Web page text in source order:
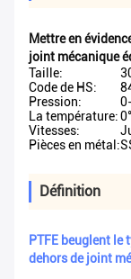
Mettre en
joint mécanique
Taille:
Code de HS:
Pression:
La température:
Vitesses:
Pièces en métal:
Définition
PTFE beuglent
dehors de joint